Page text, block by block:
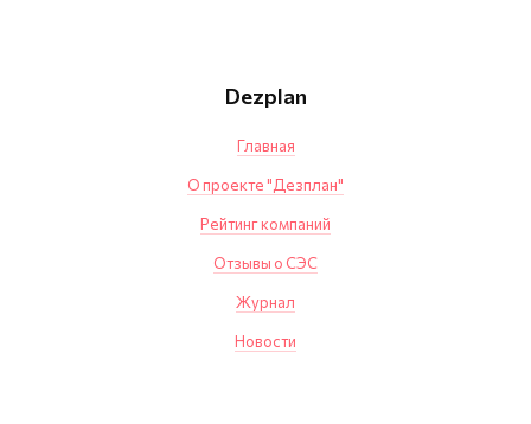
Dezplan
Главная
О проекте "Дезплан"
Рейтинг компаний
Отзывы о СЭС
Журнал
Новости